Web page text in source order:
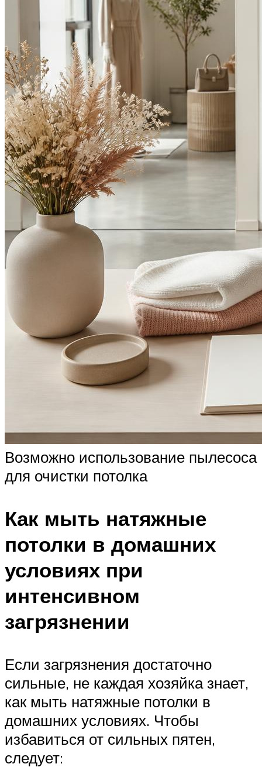
Возможно использование пылесоса
для очистки потолка
Как мыть натяжные
потолки в домашних
условиях при
интенсивном
загрязнении
Если загрязнения достаточно
сильные, не каждая хозяйка знает,
как мыть натяжные потолки в
домашних условиях. Чтобы
избавиться от сильных пятен,
следует: